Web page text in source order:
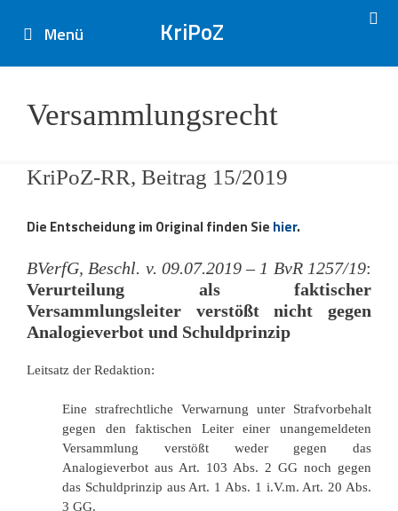
Inhalt
Menü
Versammlungsrecht
KriPoZ-RR, Beitrag 15/2019
Die Entscheidung im Original finden Sie hier.
BVerfG, Beschl. v. 09.07.2019 – 1 BvR 1257/19:
Verurteilung als faktischer
Versammlungsleiter verstößt nicht gegen
Analogieverbot und Schuldprinzip
Leitsatz der Redaktion:
Eine strafrechtliche Verwarnung unter Strafvorbehalt
gegen den faktischen Leiter einer unangemeldeten
Versammlung verstößt weder gegen das
Analogieverbot aus Art. 103 Abs. 2 GG noch gegen
das Schuldprinzip aus Art. 1 Abs. 1 i.V.m. Art. 20 Abs.
3 GG.